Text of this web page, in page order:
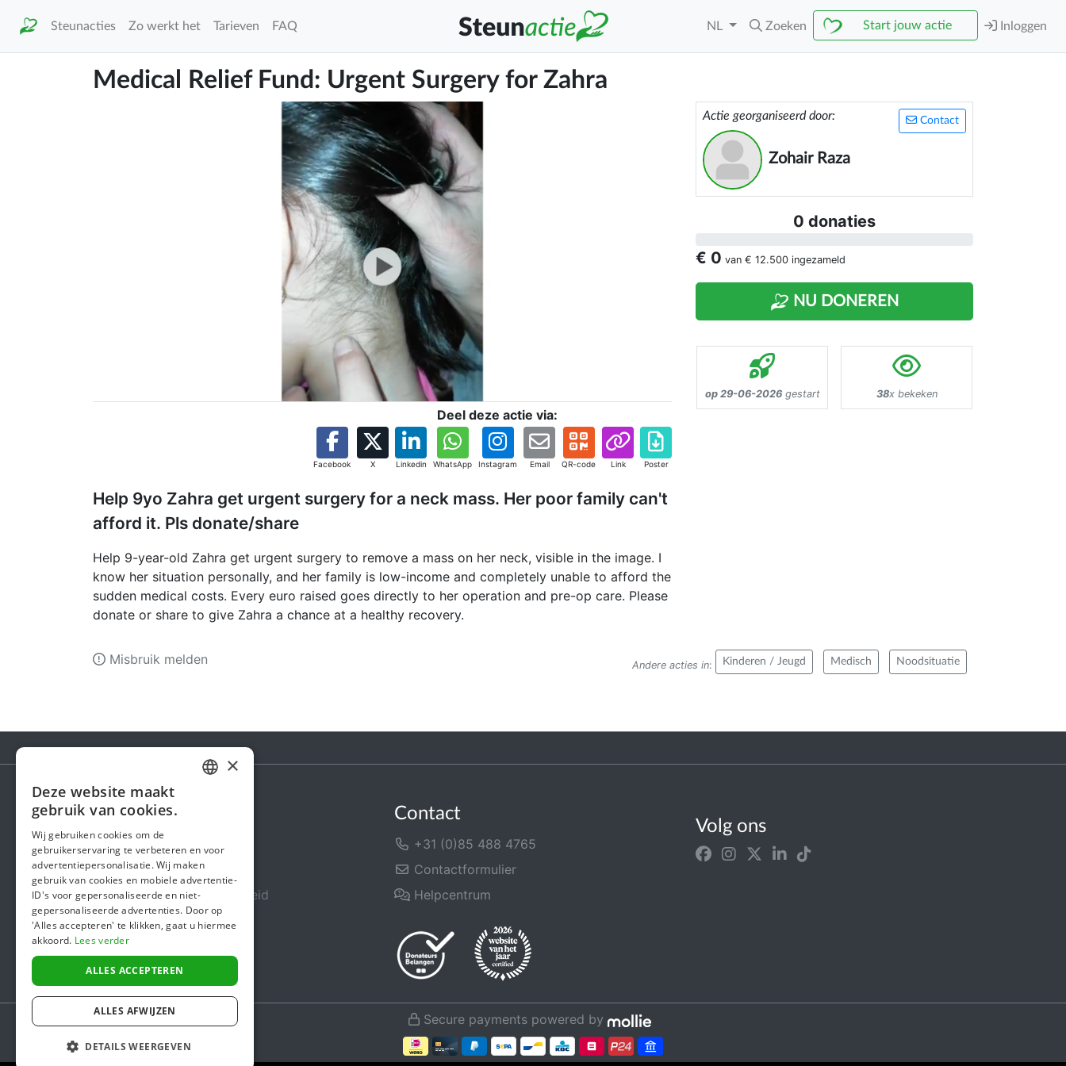
Steunacties Zo werkt het Tarieven FAQ NL Zoeken Start jouw actie Inloggen
Medical Relief Fund: Urgent Surgery for Zahra
Deel deze actie via:
Facebook X Linkedin WhatsApp Instagram Email QR-code Link Poster
Help 9yo Zahra get urgent surgery for a neck mass. Her poor family can't
afford it. Pls donate/share
Help 9-year-old Zahra get urgent surgery to remove a mass on her neck, visible in the image. I
know her situation personally, and her family is low-income and completely unable to afford the
sudden medical costs. Every euro raised goes directly to her operation and pre-op care. Please
donate or share to give Zahra a chance at a healthy recovery.
Contact
Actie georganiseerd door:
Zohair Raza
0 donaties
€ 0 van € 12.500 ingezameld
NU DONEREN
op 29-06-2026gestart 38x bekeken
Andere acties in: Kinderen / Jeugd Medisch Noodsituatie
Misbruik melden
Steunactie
Over ons
In de media
Veiligheid & Betrouwbaarheid
Algemene voorwaarden
Privacybeleid
Cookiebeleid
Contact
+31 (0)85 488 4765
Contactformulier
Helpcentrum
Volg ons
Secure payments powered by
ENGLISH
×
Deze website maakt
gebruik van cookies.
Wij gebruiken cookies om de
gebruikerservaring te verbeteren en voor
advertentiepersonalisatie. Wij maken
gebruik van cookies en mobiele advertentie-
ID's voor gepersonaliseerde en niet-
gepersonaliseerde advertenties. Door op
'Alles accepteren' te klikken, gaat u hiermee
akkoord. Lees verder
ALLES ACCEPTEREN
ALLES AFWIJZEN
DETAILS WEERGEVEN